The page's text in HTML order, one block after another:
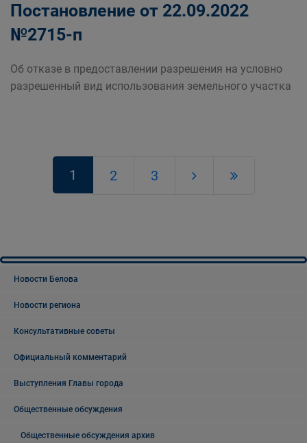
Постановление от 22.09.2022
№2715-п
Об отказе в предоставлении разрешения на условно
разрешенный вид использования земельного участка
1 2 3
Новости Белова
Новости региона
Консультативные советы
Официальный комментарий
Выступления Главы города
Общественные обсуждения
Общественные обсуждения архив